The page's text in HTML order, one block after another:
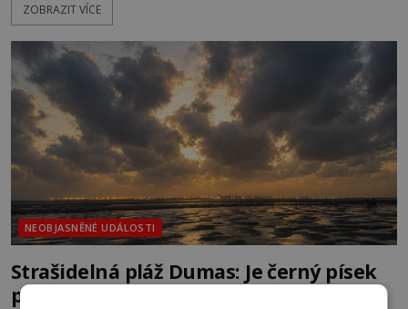
přeletu UFO. Podle záznamů vyzařuje takové
jen o nějaký optický klam, nebo se zde skutečně
právě vznáší mimozemská loď
ZOBRAZIT VÍCE
NEOBJASNĚNÉ UDÁLOSTI
Strašidelná pláž Dumas: Je černý písek
podhoubím, ze kterého roste zlo?